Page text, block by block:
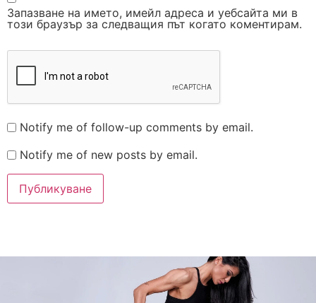
Запазване на името, имейл адреса и уебсайта ми в
този браузър за следващия път когато коментирам.
Notify me of follow-up comments by email.
Notify me of new posts by email.